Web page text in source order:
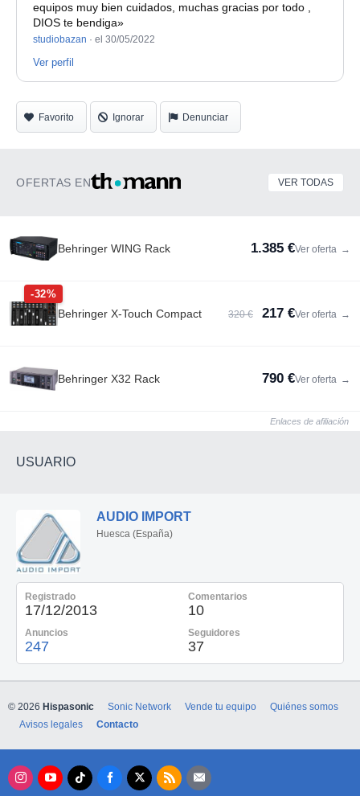
equipos muy bien cuidados, muchas gracias por todo ,
DIOS te bendiga»
studiobazan · el 30/05/2022
Ver perfil
Favorito Ignorar Denunciar
OFERTAS EN VER TODAS
Behringer WING Rack 1.385 €Ver oferta →
-32%
Behringer X-Touch Compact 320 € 217 €Ver oferta →
Behringer X32 Rack 790 €Ver oferta →
Enlaces de afiliación
USUARIO
AUDIO IMPORT
Huesca (España)
Registrado
17/12/2013
Comentarios
10
Anuncios
247
Seguidores
37
© 2026 Hispasonic Sonic Network Vende tu equipo
Quiénes somos
Avisos legales
Contacto